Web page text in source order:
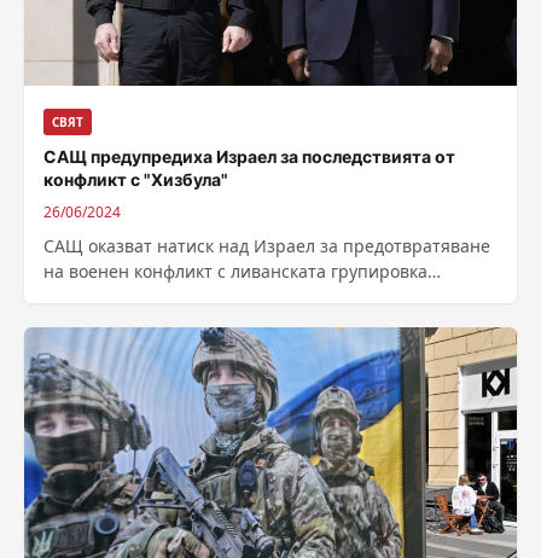
СВЯТ
САЩ предупредиха Израел за последствията от
конфликт с "Хизбула"
26/06/2024
САЩ оказват натиск над Израел за предотвратяване
на военен конфликт с ливанската групировка